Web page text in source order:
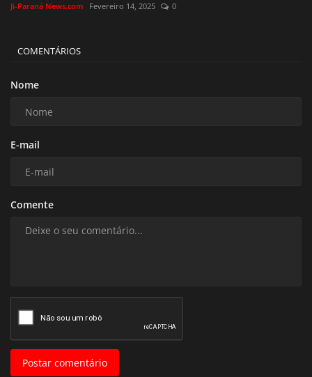
Ji-Paraná News.com Fevereiro 14, 2025 0
COMENTÁRIOS
Nome
E-mail
Comente
Postar comentário